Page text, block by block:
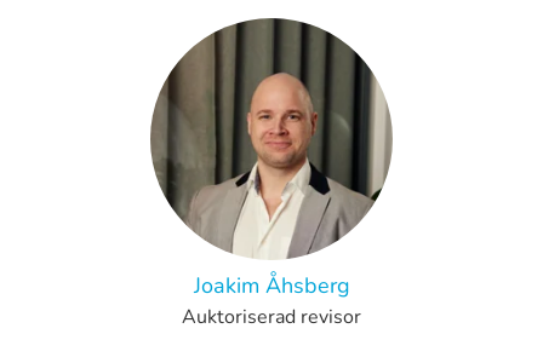
Joakim Åhsberg
Auktoriserad revisor